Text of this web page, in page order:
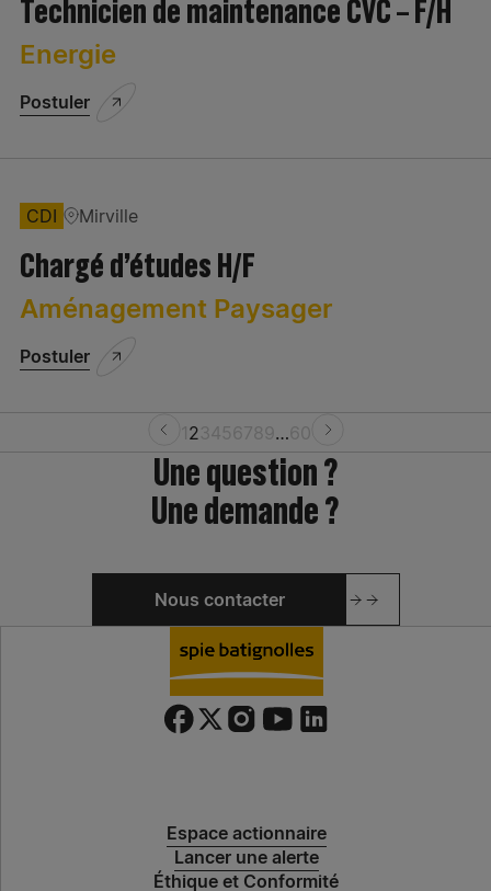
Technicien de maintenance CVC – F/H
Energie
Postuler
CDI Mirville
Chargé d’études H/F
Aménagement Paysager
Postuler
12 345 678 9 … 60
Une question ?
Une demande ?
Nous contacter
Espace actionnaire
Lancer une alerte
Éthique et Conformité